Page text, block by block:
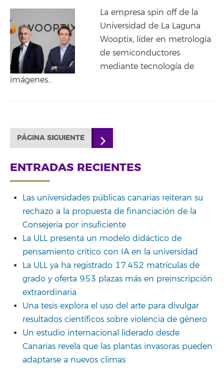
La empresa spin off de la
Universidad de La Laguna
Wooptix, líder en metrología
de semiconductores
mediante tecnología de
imágenes…
PÁGINA SIGUIENTE
ENTRADAS RECIENTES
Las universidades públicas canarias reiteran su
rechazo a la propuesta de financiación de la
Consejería por insuficiente
La ULL presenta un modelo didáctico de
pensamiento crítico con IA en la universidad
La ULL ya ha registrado 17.452 matrículas de
grado y oferta 953 plazas más en preinscripción
extraordinaria
Una tesis explora el uso del arte para divulgar
resultados científicos sobre violencia de género
Un estudio internacional liderado desde
Canarias revela que las plantas invasoras pueden
adaptarse a nuevos climas